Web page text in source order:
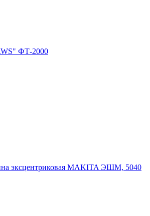
ФТ-2000
эксцентриковая MAKITA ЭШМ, 5040